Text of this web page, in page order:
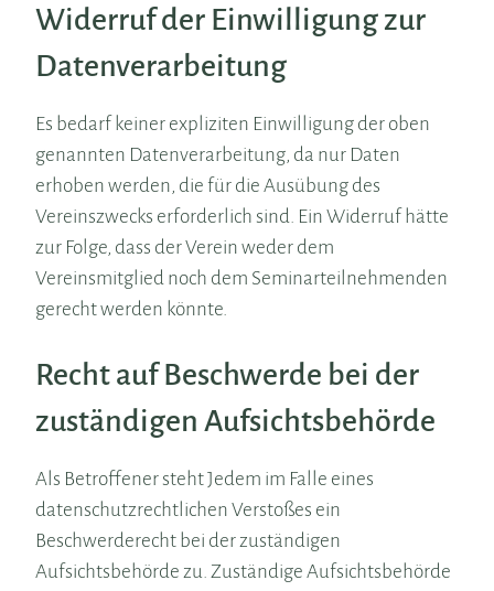
Widerruf der Einwilligung zur
Datenverarbeitung
Es bedarf keiner expliziten Einwilligung der oben
genannten Datenverarbeitung, da nur Daten
erhoben werden, die für die Ausübung des
Vereinszwecks erforderlich sind. Ein Widerruf hätte
zur Folge, dass der Verein weder dem
Vereinsmitglied noch dem Seminarteilnehmenden
gerecht werden könnte.
Recht auf Beschwerde bei der
zuständigen Aufsichtsbehörde
Als Betroffener steht Jedem im Falle eines
datenschutzrechtlichen Verstoßes ein
Beschwerderecht bei der zuständigen
Aufsichtsbehörde zu. Zuständige Aufsichtsbehörde